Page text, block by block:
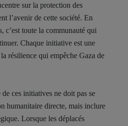
sur la protection des
l’avenir de cette société. En
c’est toute la communauté qui
Chaque initiative est une
résilience qui empêche Gaza de
ces initiatives ne doit pas se
humanitaire directe, mais inclure
Lorsque les déplacés